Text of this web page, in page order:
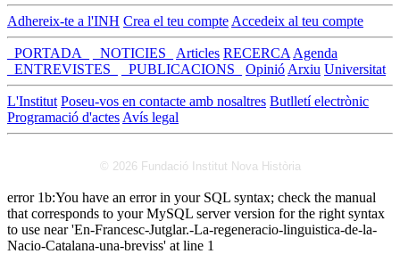
Adhereix-te a l'INH Crea el teu compte Accedeix al teu compte
_PORTADA_ _NOTICIES_ Articles RECERCA Agenda
_ENTREVISTES_
_PUBLICACIONS_ Opinió Arxiu Universitat
L'Institut Poseu-vos en contacte amb nosaltres Butlletí electrònic
Programació d'actes Avís legal
© 2026 Fundació Institut Nova Història
error 1b:You have an error in your SQL syntax; check the manual
that corresponds to your MySQL server version for the right syntax
to use near 'En-Francesc-Jutglar.-La-regeneracio-linguistica-de-la-
Nacio-Catalana-una-breviss' at line 1